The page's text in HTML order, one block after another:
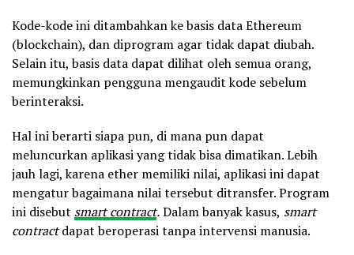
Kode-kode ini ditambahkan ke basis data Ethereum
(blockchain), dan diprogram agar tidak dapat diubah.
Selain itu, basis data dapat dilihat oleh semua orang,
memungkinkan pengguna mengaudit kode sebelum
berinteraksi.
Hal ini berarti siapa pun, di mana pun dapat
meluncurkan aplikasi yang tidak bisa dimatikan. Lebih
jauh lagi, karena ether memiliki nilai, aplikasi ini dapat
mengatur bagaimana nilai tersebut ditransfer. Program
ini disebut smart contract.Dalam banyak kasus, smart
contractdapat beroperasi tanpa intervensi manusia.